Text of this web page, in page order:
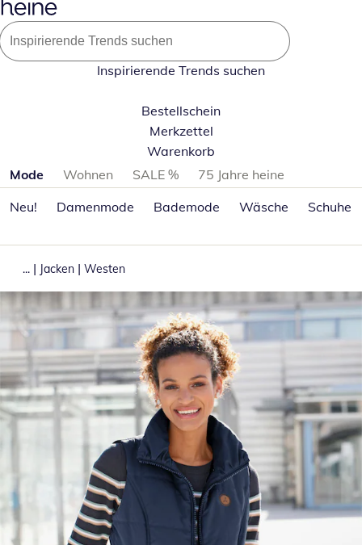
Inspirierende Trends suchen
Bestellschein
Merkzettel
Warenkorb
Produktkategorien überspringen
Mode Wohnen SALE %
75 Jahre heine
Neu!
Damenmode Bademode Wäsche Schuhe
... | Jacken | Westen